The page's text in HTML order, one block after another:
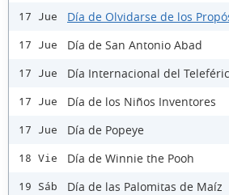
17 Jue Día de Olvidarse de los
17 Jue Día de San Antonio Abad
17 Jue Día Internacional del
17 Jue Día de los Niños Inventores
17 Jue Día de Popeye
18 Vie Día de Winnie the Pooh
19 Sáb Día de las Palomitas de Maíz